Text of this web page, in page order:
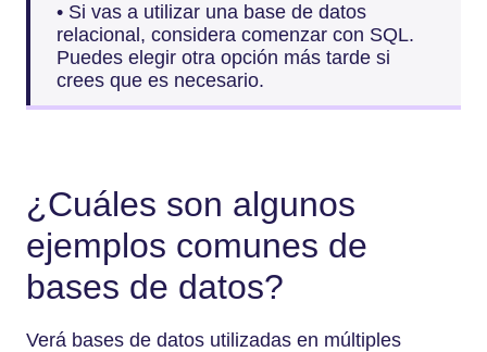
• Si vas a utilizar una base de datos
relacional, considera comenzar con SQL.
Puedes elegir otra opción más tarde si
crees que es necesario.
¿Cuáles son algunos
ejemplos comunes de
bases de datos?
Verá bases de datos utilizadas en múltiples